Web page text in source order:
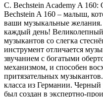
C. Bechstein Academy A
Bechstein A 160 – малыш,
ваши музыкальные желания.
каждый день!
музыкантов со слегка
инструмент отличается
звучанием с богатыми
механизмом, и способен
притязательных
класса из Германии.
был создан в экспертно-